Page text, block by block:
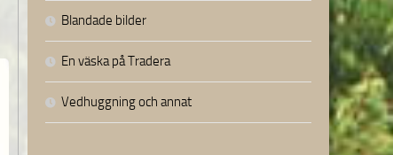
Blandade bilder
En väska på Tradera
Vedhuggning och annat